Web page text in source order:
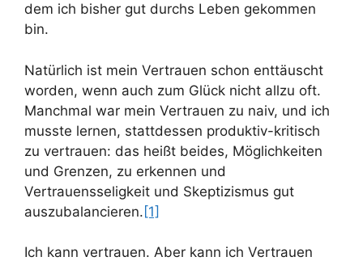
dem ich bisher gut durchs Leben gekommen
bin.
Natürlich ist mein Vertrauen schon enttäuscht
worden, wenn auch zum Glück nicht allzu oft.
Manchmal war mein Vertrauen zu naiv, und ich
musste lernen, stattdessen produktiv-kritisch
zu vertrauen: das heißt beides, Möglichkeiten
und Grenzen, zu erkennen und
Vertrauensseligkeit und Skeptizismus gut
auszubalancieren. [1]
Ich kann vertrauen. Aber kann ich Vertrauen